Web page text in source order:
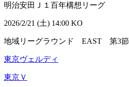
明治安田Ｊ１百年構想リーグ
2026/2/21 (土) 14:00 KO
地域リーグラウンド EAST 第3節
東京ヴェルディ
東京Ｖ